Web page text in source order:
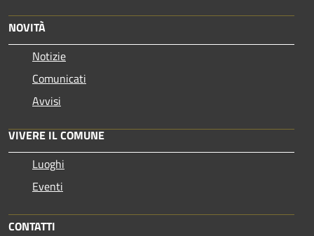
NOVITÀ
Notizie
Comunicati
Avvisi
VIVERE IL COMUNE
Luoghi
Eventi
CONTATTI